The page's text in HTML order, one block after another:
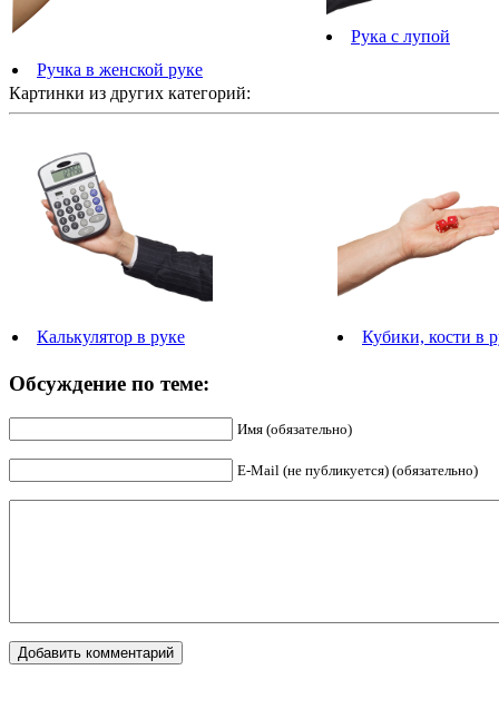
Ручка в женской руке
Рука с лупой
Картинки из других категорий:
Калькулятор в руке Кубики, кости в
Обсуждение по теме:
Имя (обязательно)
E-Mail (не публикуется) (обязательно)